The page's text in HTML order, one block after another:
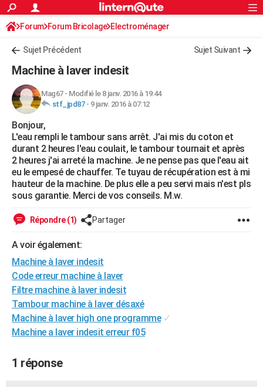
ACTUALITÉS
Politique
Société
Faits Divers
Education
Monde
Villes
+
FINANCE
Retraite
Impôts
Epargne
Immobilier
Risques naturels par ville
Banque
Assurance
Crédit
AUTO
Essais
Réserver un essai
Citadines
Berlines
SUV
Forum auto
+HIGH-TECH
Mobiles
Meilleur smartphone
Internet
Ordinateurs
Jeux vidéo
Guide high-tech
+BRICOLAGE
Forum
Aménagement intérieur
Extérieur
Cuisine
Salle de bains
Jardinage
Rangement
WEEK-END
Guides de France
Escapades
Patrimoine
Expositions
Musées
Week-end nature
Art de vivre
Bien-être
Loisirs
Mode
Modes de vie
Alimentation
Guide de la santé
Maladies
Médicaments
Sommeil
Destinations
City break
Voyage nature
Voyage de noces
Forum
Climat
+PHOTO
GUIDES D'ACHAT
BONS PLANS
Carte de Noël
Carte Bonne année
Carte Saint-Valentin
Carte Pâques
Carte d'anniversaire
DICTIONNAIRE
S'inscrire
Connexion
Forum Forum Bricolage Electroménager
Sujet Précédent Sujet Suivant
Machine à laver indesit
Mag67- Modifié le 8 janv. 2016 à 19:44
stf_jpd87- 9 janv. 2016 à 07:12
Bonjour,
L'eau rempli le tambour sans arrêt. J'ai mis du coton et
durant 2 heures l'eau coulait, le tambour tournait et après
2 heures j'ai arreté la machine. Je ne pense pas que l'eau ait
eu le empesé de chauffer. Te tuyau de récupération est à mi
hauteur de la machine. De plus elle a peu servi mais n'est pls
sous garantie. Merci de vos conseils. M.w.
Répondre (1) Partager
A voir également:
Machine à laver indesit
Code erreur machine à laver
Filtre machine à laver indesit
Tambour machine à laver désaxé
Machine à laver high one programme ✓
Machine a laver indesit erreur f05
1 réponse